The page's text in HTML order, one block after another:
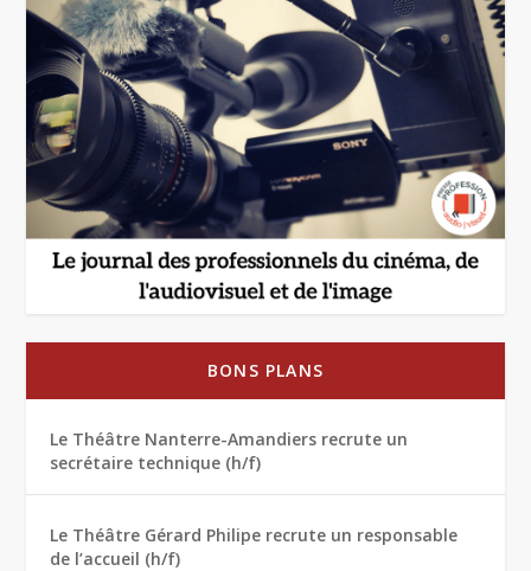
BONS PLANS
Le Théâtre Nanterre-Amandiers recrute un
secrétaire technique (h/f)
Le Théâtre Gérard Philipe recrute un responsable
de l’accueil (h/f)